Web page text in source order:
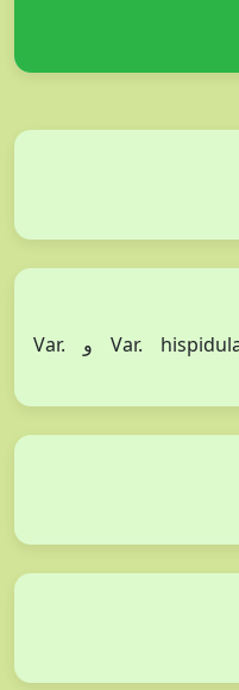
يتمثل النوع بضربين Var. hispidula Boiss و Var.